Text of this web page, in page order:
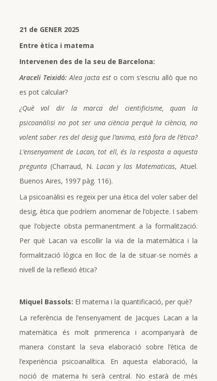
21 de GENER 2025
Entre ètica i matema
Intervenen des de la seu de Barcelona:
Araceli Teixidó:Alea jacta est o com s’escriu allò que no
es pot calcular?
¿Què vol dir la marca del cientificisme, quan la
psicoanàlisi no pot ser una ciència perquè la ciència, no
volent saber res del desig que l’anima, està fora de l’ètica?
L’ensenyament de Lacan, tot ell, és la resposta a aquesta
pregunta (Charraud, N. Lacan y las Matematicas, Atuel.
Buenos Aires, 1997 pàg. 116).
La psicoanàlisi es regeix per una ètica del voler saber del
desig, ètica que podríem anomenar de l’objecte. I sabem
que l’objecte obsta permanentment a la formalització.
Per què Lacan va escollir la via de la matemàtica i la
formalització lògica en lloc de la de situar-se només a
nivell de la reflexió ètica?
Miquel Bassols: El matema i la quantificació, per què?
La referència de l’ensenyament de Jacques Lacan a la
matemàtica és molt primerenca i acompanyarà de
manera constant la seva elaboració sobre l’ètica de
l’experiència psicoanalítica. En aquesta elaboració, la
noció de matema hi serà central. No estarà de més